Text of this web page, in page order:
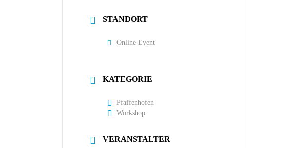
STANDORT
Online-Event
KATEGORIE
Pfaffenhofen
Workshop
VERANSTALTER